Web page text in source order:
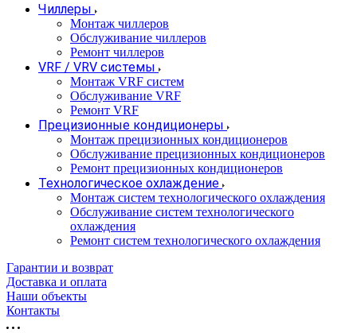
Чиллеры
Монтаж чиллеров
Обслуживание чиллеров
Ремонт чиллеров
VRF / VRV системы
Монтаж VRF систем
Обслуживание VRF
Ремонт VRF
Прецизионные кондиционеры
Монтаж прецизионных кондиционеров
Обслуживание прецизионных кондиционеров
Ремонт прецизионных кондиционеров
Технологическое охлаждение
Монтаж систем технологического охлаждения
Обслуживание систем технологического
охлаждения
Ремонт систем технологического охлаждения
Гарантии и возврат
Доставка и оплата
Наши объекты
Контакты